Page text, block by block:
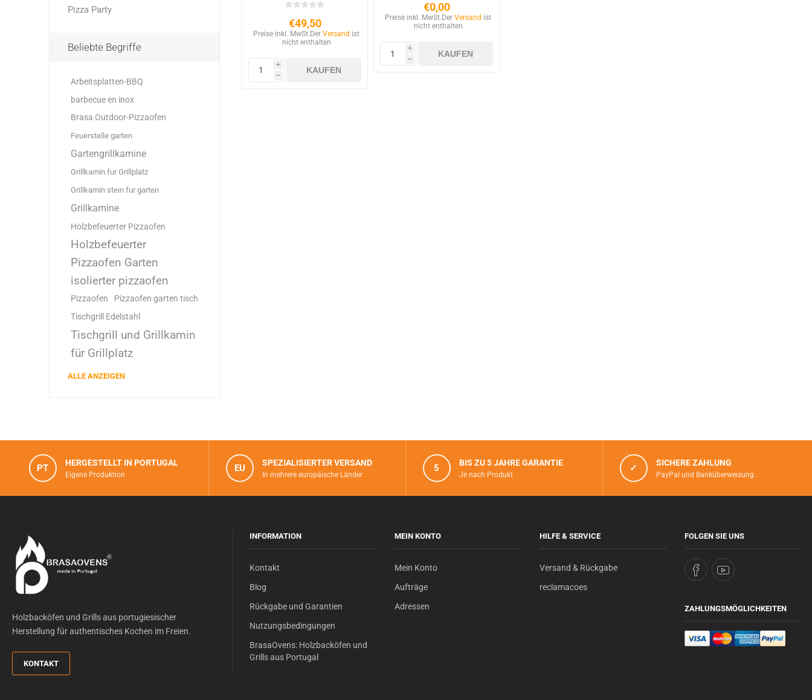
€49,50
Preise inkl. MwSt. DerVersand ist
nicht enthalten
i
h
€0,00
Preise inkl. MwSt. DerVersand ist
nicht enthalten
i
h
Pizza Party
Beliebte Begriffe
Arbeitsplatten-BBQ
barbecue en inox
Brasa Outdoor-Pizzaofen
Feuerstelle garten
Gartengrillkamine
Grillkamin fur Grillplatz
Grillkamin stein fur garten
Grillkamine
Holzbefeuerter Pizzaofen
Holzbefeuerter
Pizzaofen Garten
isolierter pizzaofen
Pizzaofen
Pizzaofen garten tisch
Tischgrill Edelstahl
Tischgrill und Grillkamin
für Grillplatz
ALLE ANZEIGEN
PT HERGESTELLT IN PORTUGAL
Eigene Produktion
EU SPEZIALISIERTER VERSAND
In mehrere europäische Länder
5 BIS ZU 5 JAHRE GARANTIE
Je nach Produkt
✓ SICHERE ZAHLUNG
PayPal und Banküberweisung
Holzbacköfen und Grills aus portugiesischer
Herstellung für authentisches Kochen im Freien.
KONTAKT
INFORMATION
Kontakt
Blog
Rückgabe und Garantien
Nutzungsbedingungen
BrasaOvens: Holzbacköfen und
Grills aus Portugal
MEIN KONTO
Mein Konto
Aufträge
Adressen
HILFE & SERVICE
Versand & Rückgabe
reclamacoes
FOLGEN SIE UNS
ZAHLUNGSMÖGLICHKEITEN